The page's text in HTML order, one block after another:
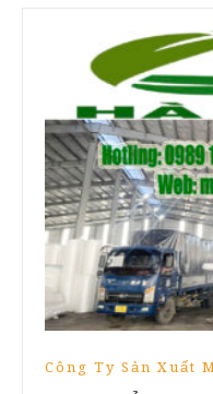
Công Ty Sản Xuất